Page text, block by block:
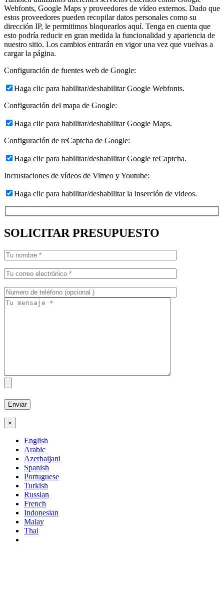
Webfonts, Google Maps y proveedores de vídeo externos. Dado que
estos proveedores pueden recopilar datos personales como su
dirección IP, le permitimos bloquearlos aquí. Tenga en cuenta que
esto podría reducir en gran medida la funcionalidad y apariencia de
nuestro sitio. Los cambios entrarán en vigor una vez que vuelvas a
cargar la página.
Configuración de fuentes web de Google:
Haga clic para habilitar/deshabilitar Google Webfonts.
Configuración del mapa de Google:
Haga clic para habilitar/deshabilitar Google Maps.
Configuración de reCaptcha de Google:
Haga clic para habilitar/deshabilitar Google reCaptcha.
Incrustaciones de vídeos de Vimeo y Youtube:
Haga clic para habilitar/deshabilitar la inserción de videos.
SOLICITAR PRESUPUESTO
×
English
Arabic
Azerbaijani
Spanish
Portuguese
Turkish
Russian
French
Indonesian
Malay
Thai